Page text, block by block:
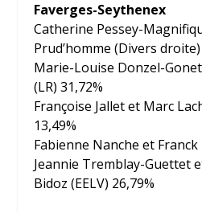
Faverges-Seythenex
Catherine Pessey-
Prud’homme (Divers droite)
Marie-Louise Donzel-
(LR) 31,72%
Françoise Jallet et Marc
13,49%
Fabienne Nanche et Franck
Jeannie Tremblay-Guettet
Bidoz (EELV) 26,79%